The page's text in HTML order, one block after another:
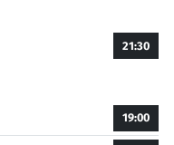
21:30
19:00